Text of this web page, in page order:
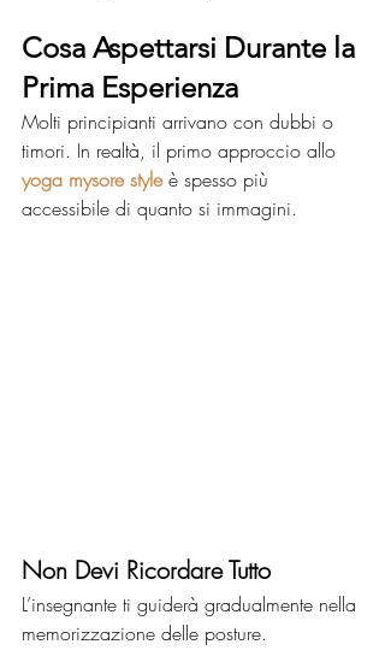
Cosa Aspettarsi Durante la
Prima Esperienza
Molti principianti arrivano con dubbi o
timori. In realtà, il primo approccio allo
yoga mysore style è spesso più
accessibile di quanto si immagini.
Non Devi Ricordare Tutto
L’insegnante ti guiderà gradualmente nella
memorizzazione delle posture.